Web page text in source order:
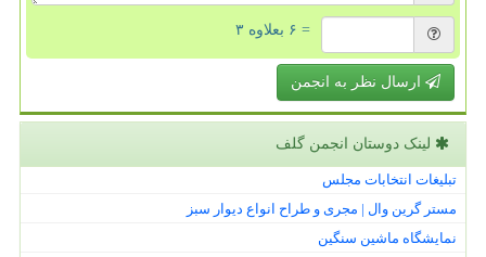
= ۶ بعلاوه ۳
ارسال نظر به انجمن
لینک دوستان انجمن گلف
تبلیغات انتخابات مجلس
مستر گرین وال | مجری و طراح انواع دیوار سبز
نمایشگاه ماشین سنگین